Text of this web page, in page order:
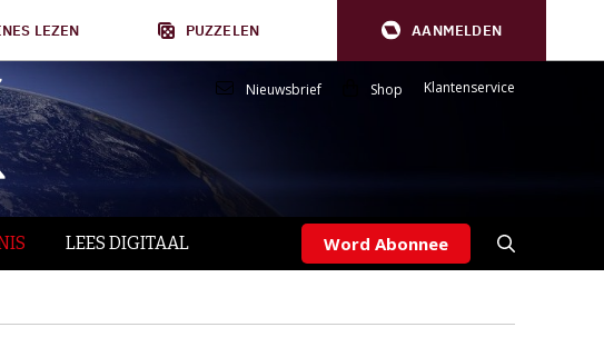
LEZEN PUZZELEN AANMELDEN
Nieuwsbrief Shop Klantenservice
LEES DIGITAAL Word Abonnee